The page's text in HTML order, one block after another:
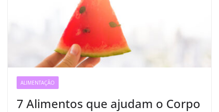
ALIMENTAÇÃO
7 Alimentos que ajudam o Corpo